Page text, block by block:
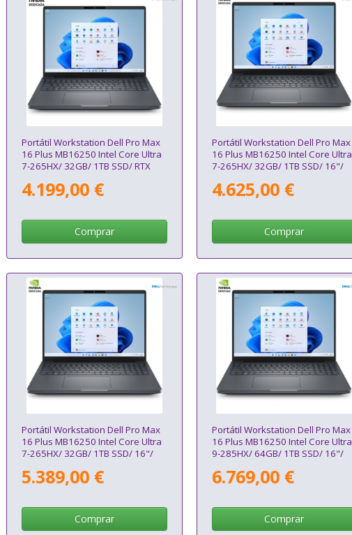
Portátil Workstation Dell Pro Max
16 Plus MB16250 Intel Core Ultra
7-265HX/ 32GB/ 1TB SSD/ RTX
Pro
4.199,00 €
Comprar
Portátil Workstation Dell Pro Max
16 Plus MB16250 Intel Core Ultra
7-265HX/ 32GB/ 1TB SSD/ 16"/
Pro
4.625,00 €
Comprar
Portátil Workstation Dell Pro Max
16 Plus MB16250 Intel Core Ultra
7-265HX/ 32GB/ 1TB SSD/ 16"/
Pro
5.389,00 €
Comprar
Portátil Workstation Dell Pro Max
16 Plus MB16250 Intel Core Ultra
9-285HX/ 64GB/ 1TB SSD/ 16"/
Pro
6.769,00 €
Comprar